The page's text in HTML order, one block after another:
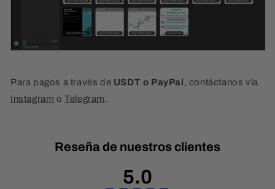
Para pagos a través de USDT o PayPal , contáctanos vía
Instagram oTelegram.
Reseña de nuestros clientes
5.0